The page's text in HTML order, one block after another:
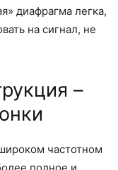
диафрагма легка,
на сигнал, не
–
частотном
полное и